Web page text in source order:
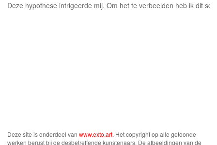
Deze hypothese intrigeerde mij. Om het te verbeelden heb ik dit
Deze site is onderdeel van www.exto.art. Het copyright op alle getoonde
werken berust bij de desbetreffende kunstenaars. De afbeeldingen van de